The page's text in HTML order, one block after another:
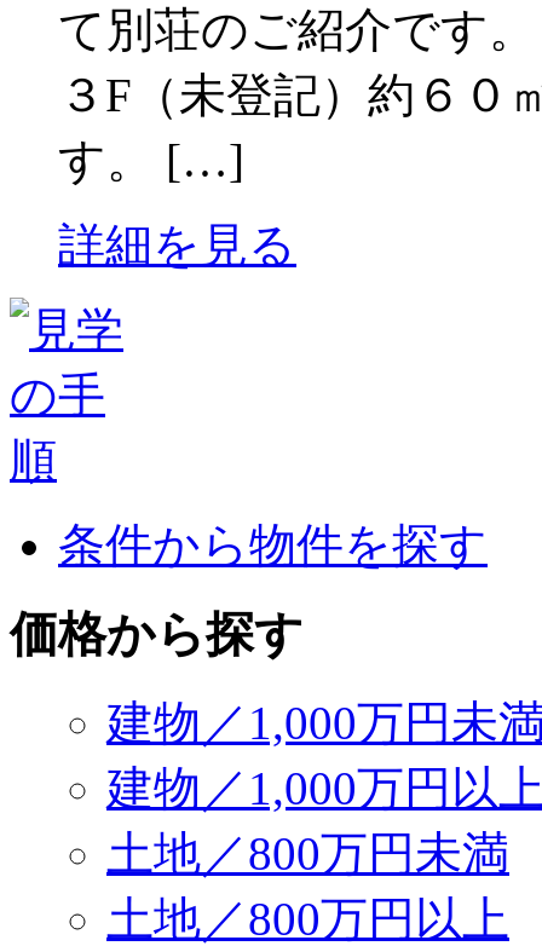
て別荘のご紹介です
３F（未登記）約６
す。 […]
詳細を見る
条件から物件を探す
価格から探す
建物／1,000万円未
建物／1,000万円以
土地／800万円未満
土地／800万円以上